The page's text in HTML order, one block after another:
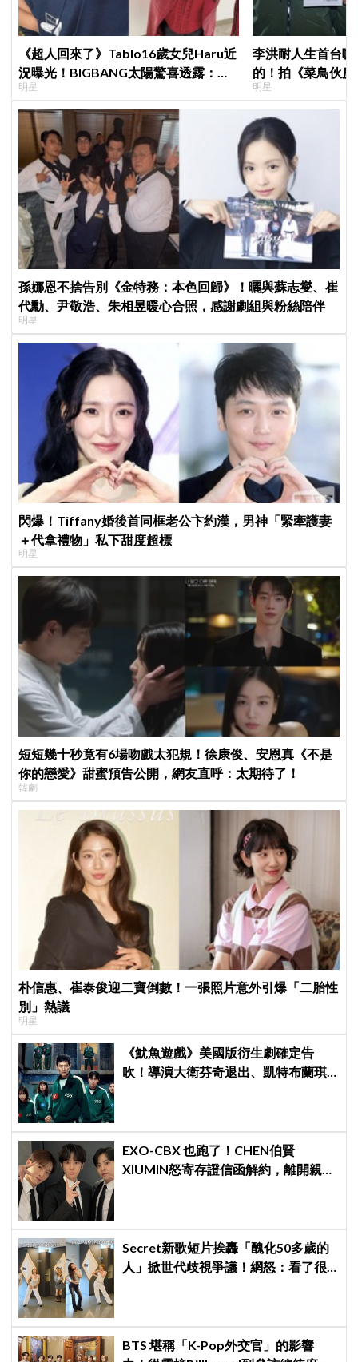
《超人回來了》Tablo16歲女兒Haru近
況曝光！BIGBANG太陽驚喜透露：她
長高超多，嚇我一跳
明星
李洪耐人生首台
的！拍《菜鳥伙
動直呼「真的很謝
明星
孫娜恩不捨告別《金特務：本色回歸》！曬與蘇志燮、崔
代勳、尹敬浩、朱相昱暖心合照，感謝劇組與粉絲陪伴
明星
閃爆！Tiffany婚後首同框老公卞約漢，男神「緊牽護妻
＋代拿禮物」私下甜度超標
明星
短短幾十秒竟有6場吻戲太犯規！徐康俊、安恩真《不是
你的戀愛》甜蜜預告公開，網友直呼：太期待了！
韓劇
朴信惠、崔泰俊迎二寶倒數！一張照片意外引爆「二胎性
別」熱議
明星
《魷魚遊戲》美國版衍生劇確定告
吹！導演大衛芬奇退出、凱特布蘭琪
EXO-CBX 也跑了！CHEN伯賢
XIUMIN怒寄存證信函解約，離開親手
Secret新歌短片挨轟「醜化50多歲的
人」掀世代歧視爭議！網怒：看了很
BTS 堪稱「K-Pop外交官」的影響